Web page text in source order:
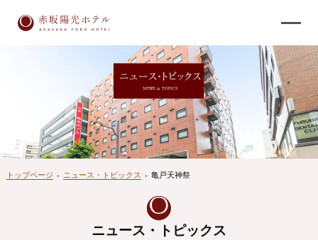
トップページ › ニュース・トピックス › 亀戸天神祭
ニュース・トピックス